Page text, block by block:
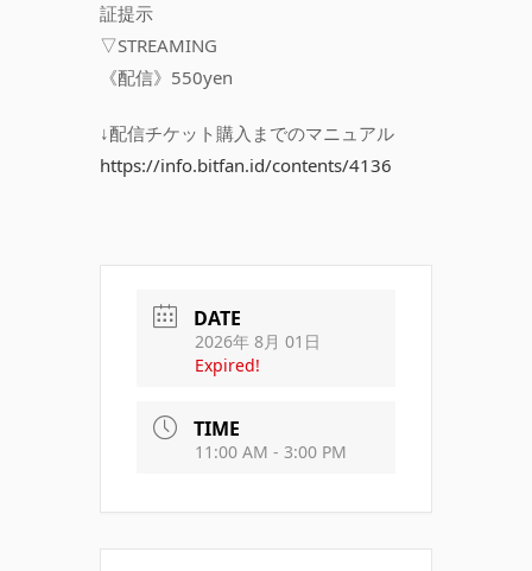
証提示
▽STREAMING
《配信》550yen
↓配信チケット購入までのマニュアル
https://info.bitfan.id/contents/4136
DATE
2026年 8月 01日
Expired!
TIME
11:00 AM - 3:00 PM